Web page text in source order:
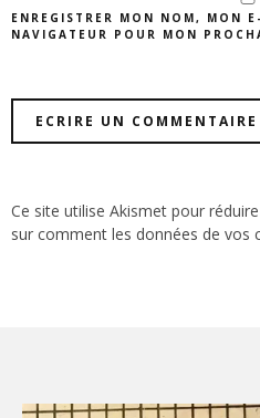
ENREGISTRER MON NOM, MON
NAVIGATEUR POUR MON
Ce site utilise Akismet pour
sur comment les données de vos